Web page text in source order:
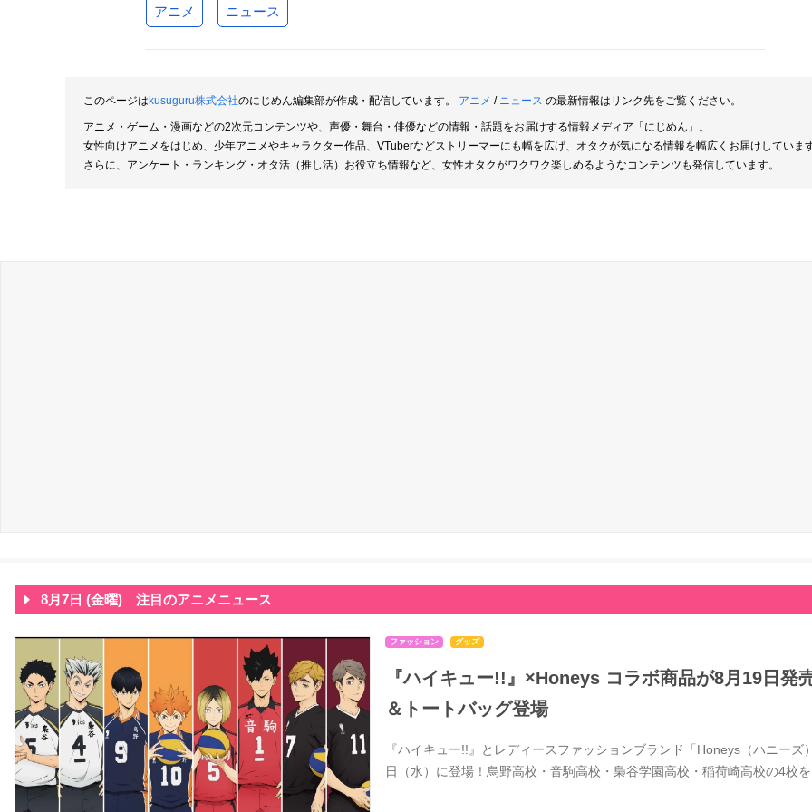
アニメ ニュース
このページはkusuguru株式会社のにじめん編集部が作成・配信しています。 アニメ / ニュース の最新情報はリンク先をご覧ください。
アニメ・ゲーム・漫画などの2次元コンテンツや、声優・舞台・俳優などの情報・話題をお届けする情報メディア「にじめん」。
女性向けアニメをはじめ、少年アニメやキャラクター作品、VTuberなどストリーマーにも幅を広げ、オタクが気になる情報を幅広くお届けしていま
さらに、アンケート・ランキング・オタ活（推し活）お役立ち情報など、女性オタクがワクワク楽しめるようなコンテンツも発信しています。
8月7日 (金曜) 注目のアニメニュース
ファッション グッズ
『ハイキュー!!』×Honeys コラボ商品が8月19日
＆トートバッグ登場
『ハイキュー!!』とレディースファッションブランド「Honeys（ハニー
日（水）に登場！烏野高校・音駒高校・梟谷学園高校・稲荷崎高校の4校